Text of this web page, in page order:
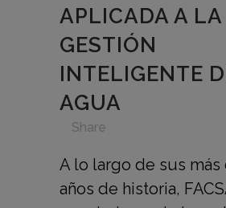
APLICADA A LA
GESTIÓN
INTELIGENTE
AGUA
Share
A lo largo de sus más
años de historia,